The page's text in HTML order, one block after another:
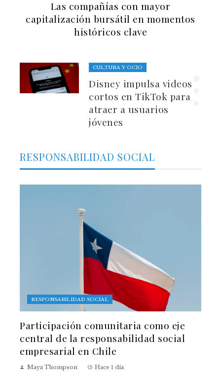
Las compañías con mayor
capitalización bursátil en momentos
históricos clave
CULTURA Y OCIO
Disney impulsa videos
cortos en TikTok para
atraer a usuarios
jóvenes
RESPONSABILIDAD SOCIAL
RESPONSABILIDAD SOCIAL
Participación comunitaria como eje
central de la responsabilidad social
empresarial en Chile
Maya Thompson Hace 1 día